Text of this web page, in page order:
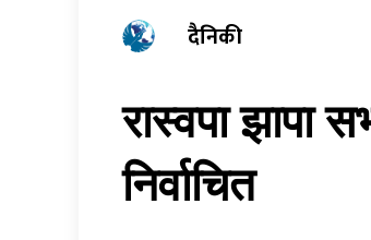
दैनिकी
रास्वपा झापा
निर्वाचित